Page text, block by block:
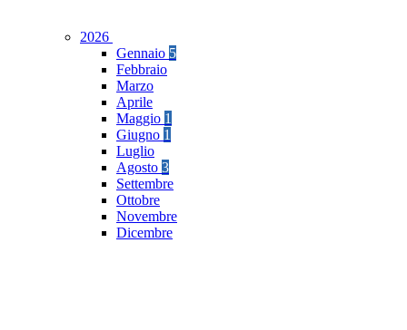
2026
Gennaio 5
Febbraio
Marzo
Aprile
Maggio 1
Giugno 1
Luglio
Agosto 3
Settembre
Ottobre
Novembre
Dicembre